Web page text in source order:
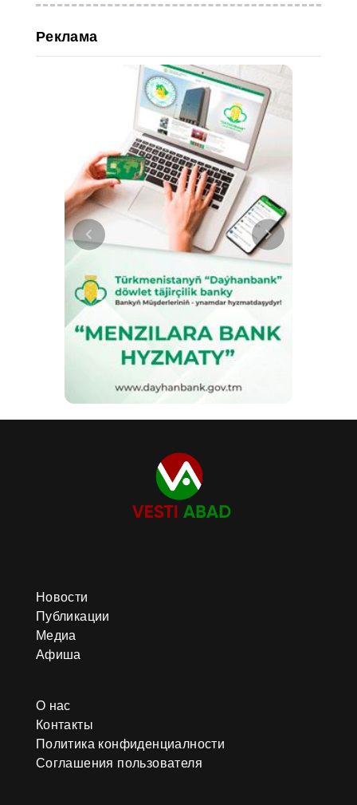
Реклама
Новости
Публикации
Медиа
Афиша
О нас
Контакты
Политика конфиденциалности
Соглашения пользователя